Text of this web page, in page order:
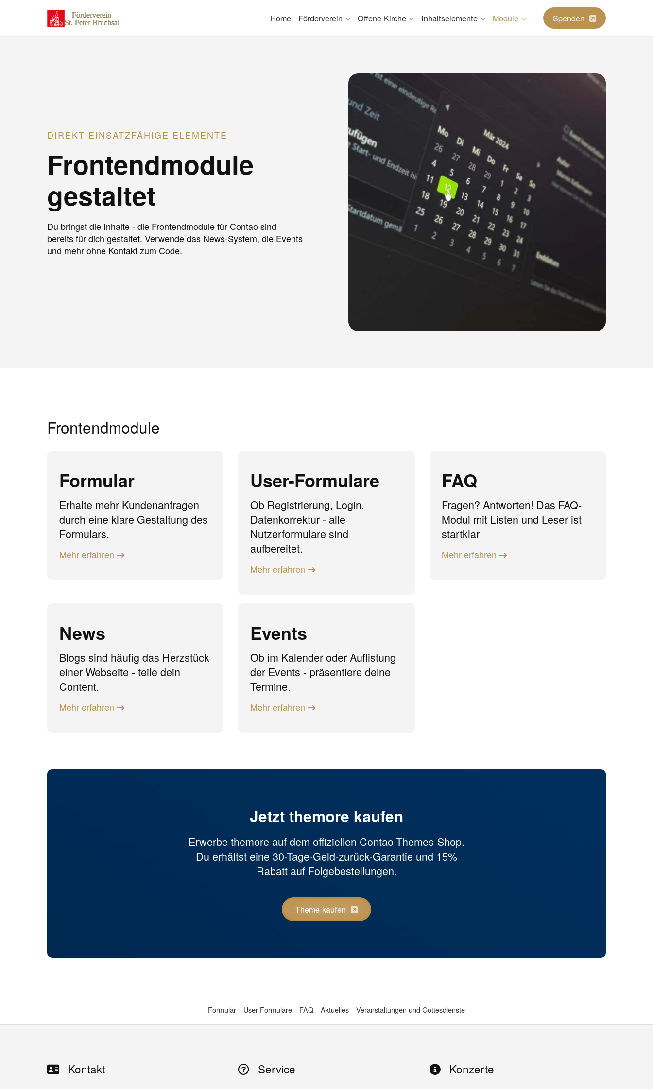
Home Förderverein Offene Kirche Inhaltselemente Module Spenden
DIREKT EINSATZFÄHIGE ELEMENTE
Frontendmodule
gestaltet
Du bringst die Inhalte - die Frontendmodule für Contao sind
bereits für dich gestaltet. Verwende das News-System, die Events
und mehr ohne Kontakt zum Code.
Frontendmodule
Formular
Erhalte mehr Kundenanfragen
durch eine klare Gestaltung des
Formulars.
Mehr erfahren
User-Formulare
Ob Registrierung, Login,
Datenkorrektur - alle
Nutzerformulare sind
aufbereitet.
Mehr erfahren
FAQ
Fragen? Antworten! Das FAQ-
Modul mit Listen und Leser ist
startklar!
Mehr erfahren
News
Blogs sind häufig das Herzstück
einer Webseite - teile dein
Content.
Mehr erfahren
Events
Ob im Kalender oder Auflistung
der Events - präsentiere deine
Termine.
Mehr erfahren
Jetzt themore kaufen
Erwerbe themore auf dem offiziellen Contao-Themes-Shop.
Du erhältst eine 30-Tage-Geld-zurück-Garantie und 15%
Rabatt auf Folgebestellungen.
Theme kaufen
Formular User Formulare FAQ Aktuelles Veranstaltungen und Gottesdienste
Kontakt Service Konzerte